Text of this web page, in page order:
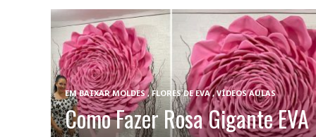
EMBAIXAR MOLDES,FLORES DE EVA,VÍDEOS AULAS
Como Fazer Rosa Gigante EVA